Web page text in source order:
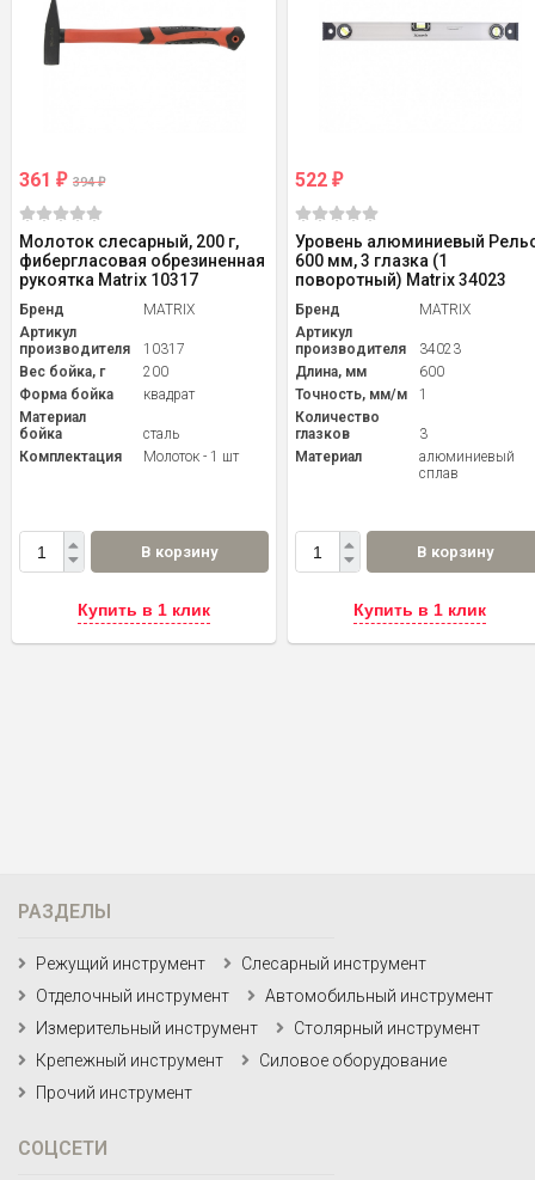
361 ₽ 394₽
Молоток слесарный, 200 г,
фибергласовая обрезиненная
рукоятка Matrix 10317
Бренд
MATRIX
Артикул
производителя
10317
Вес бойка, г
200
Форма бойка
квадрат
Материал
бойка
сталь
Комплектация
Молоток - 1 шт
В корзину
Купить в 1 клик
522 ₽
Уровень алюминиевый
600 мм, 3 глазка (1
поворотный) Matrix 34023
Бренд
MATRIX
Артикул
производителя
34023
Длина, мм
600
Точность, мм/м
1
Количество
глазков
3
Материал
алюминиевый
сплав
В корзину
Купить в 1 клик
РАЗДЕЛЫ
Режущий инструмент
Слесарный инструмент
Отделочный инструмент
Автомобильный инструмент
Измерительный инструмент
Столярный инструмент
Крепежный инструмент
Силовое оборудование
Прочий инструмент
СОЦСЕТИ